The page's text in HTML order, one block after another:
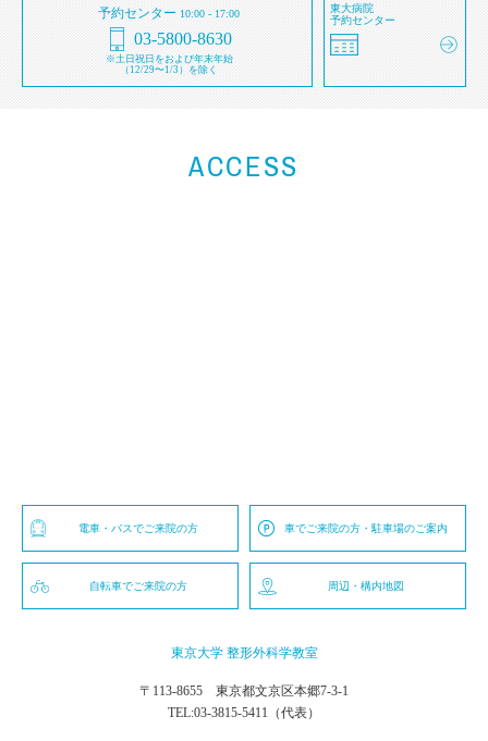
予約センター 10:00 - 17:00
03-5800-8630
※土日祝日をおよび年末年始
（12/29〜1/3）を除く
東大病院
予約センター
ACCESS
電車・バスでご来院の方 車でご来院の方・駐車場のご案内
自転車でご来院の方 周辺・構内地図
東京大学 整形外科学教室
〒113-8655 東京都文京区本郷7-3-1
TEL:03-3815-5411 （代表）